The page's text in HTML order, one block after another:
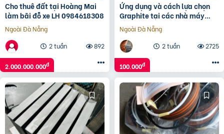
Cho thuê đất tại Hoàng Mai
làm bãi đỗ xe LH 0984618308
Ngoài Đà Nẵng
2 tuần
892
2.000.000.000đ
Ứng dụng và cách lựa chọn
Graphite tại các nhà máy
công nghiệp
Ngoài Đà Nẵng
2 tuần
2725
100.000đ